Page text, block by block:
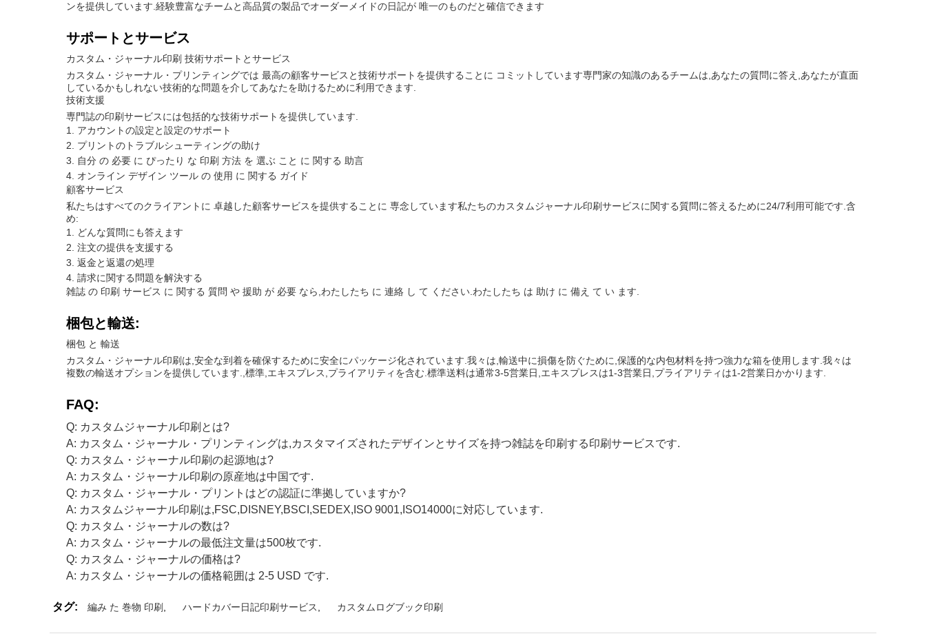
ンを提供しています.経験豊富なチームと高品質の製品でオーダーメイドの日記が 唯一のものだと確信できます
サポートとサービス
カスタム・ジャーナル印刷 技術サポートとサービス
カスタム・ジャーナル・プリンティングでは 最高の顧客サービスと技術サポートを提供することに コミットしています専門家の知識のあるチームは,あなたの質問に答え,あなたが直面
しているかもしれない技術的な問題を介してあなたを助けるために利用できます.
技術支援
専門誌の印刷サービスには包括的な技術サポートを提供しています.
アカウントの設定と設定のサポート
プリントのトラブルシューティングの助け
自分 の 必要 に ぴったり な 印刷 方法 を 選ぶ こと に 関する 助言
オンライン デザイン ツール の 使用 に 関する ガイド
顧客サービス
私たちはすべてのクライアントに 卓越した顧客サービスを提供することに 専念しています私たちのカスタムジャーナル印刷サービスに関する質問に答えるために24/7利用可能です.含
め:
どんな質問にも答えます
注文の提供を支援する
返金と返還の処理
請求に関する問題を解決する
雑誌 の 印刷 サービス に 関する 質問 や 援助 が 必要 なら,わたしたち に 連絡 し て ください.わたしたち は 助け に 備え て い ます.
梱包と輸送:
梱包 と 輸送
カスタム・ジャーナル印刷は,安全な到着を確保するために安全にパッケージ化されています.我々は,輸送中に損傷を防ぐために,保護的な内包材料を持つ強力な箱を使用します.我々は
複数の輸送オプションを提供しています.,標準,エキスプレス,プライアリティを含む.標準送料は通常3-5営業日,エキスプレスは1-3営業日,プライアリティは1-2営業日かかります.
FAQ:
Q: カスタムジャーナル印刷とは?
A: カスタム・ジャーナル・プリンティングは,カスタマイズされたデザインとサイズを持つ雑誌を印刷する印刷サービスです.
Q: カスタム・ジャーナル印刷の起源地は?
A: カスタム・ジャーナル印刷の原産地は中国です.
Q: カスタム・ジャーナル・プリントはどの認証に準拠していますか?
A: カスタムジャーナル印刷は,FSC,DISNEY,BSCI,SEDEX,ISO 9001,ISO14000に対応しています.
Q: カスタム・ジャーナルの数は?
A: カスタム・ジャーナルの最低注文量は500枚です.
Q: カスタム・ジャーナルの価格は?
A: カスタム・ジャーナルの価格範囲は 2-5 USD です.
タグ: 編み た 巻物 印刷 ハードカバー日記印刷サービス カスタムログブック印刷